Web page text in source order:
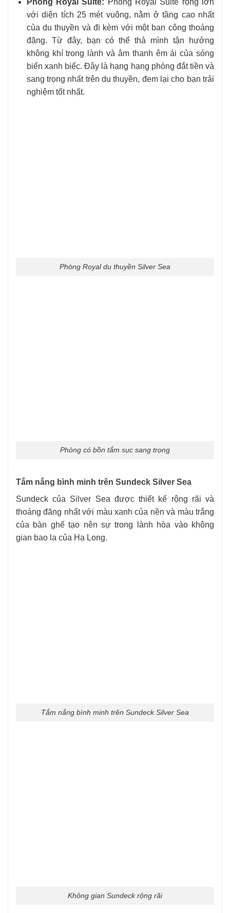
Phòng Royal Suite: Phòng Royal Suite rộng lớn
với diện tích 25 mét vuông, nằm ở tầng cao nhất
của du thuyền và đi kèm với một ban công thoáng
đãng. Từ đây, bạn có thể thả mình tận hưởng
không khí trong lành và âm thanh êm ái của sóng
biển xanh biếc. Đây là hạng hạng phòng đắt tiền và
sang trọng nhất trên du thuyền, đem lại cho bạn trải
nghiệm tốt nhất.
Phòng Royal du thuyền Silver Sea
Phòng có bồn tắm sục sang trọng
Tắm nắng bình minh trên Sundeck Silver Sea
Sundeck của Silver Sea được thiết kế rộng rãi và
thoáng đãng nhất với màu xanh của nền và màu trắng
của bàn ghế tạo nên sự trong lành hòa vào không
gian bao la của Hạ Long.
Tắm nắng bình minh trên Sundeck Silver Sea
Không gian Sundeck rộng rãi